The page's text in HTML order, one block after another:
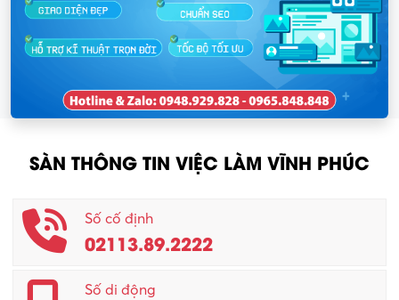
SÀN THÔNG TIN VIỆC LÀM VĨNH PHÚC
Số cố định
02113.89.2222
Số di động